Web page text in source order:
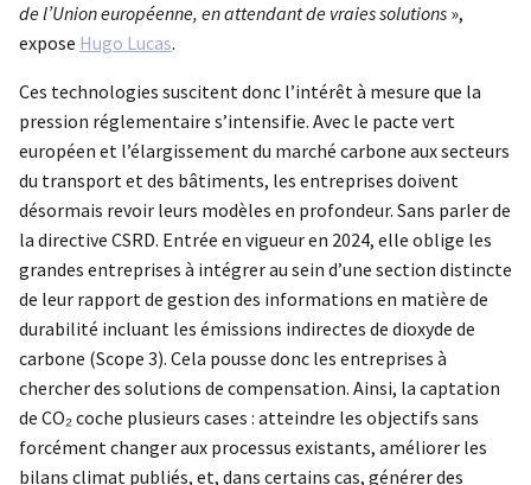
de l’Union européenne, en attendant de vraies solutions »,
expose Hugo Lucas.
Ces technologies suscitent donc l’intérêt à mesure que la
pression réglementaire s’intensifie. Avec le pacte vert
européen et l’élargissement du marché carbone aux secteurs
du transport et des bâtiments, les entreprises doivent
désormais revoir leurs modèles en profondeur. Sans parler de
la directive CSRD. Entrée en vigueur en 2024, elle oblige les
grandes entreprises à intégrer au sein d’une section distincte
de leur rapport de gestion des informations en matière de
durabilité incluant les émissions indirectes de dioxyde de
carbone (Scope 3). Cela pousse donc les entreprises à
chercher des solutions de compensation. Ainsi, la captation
de CO₂ coche plusieurs cases : atteindre les objectifs sans
forcément changer aux processus existants, améliorer les
bilans climat publiés, et, dans certains cas, générer des